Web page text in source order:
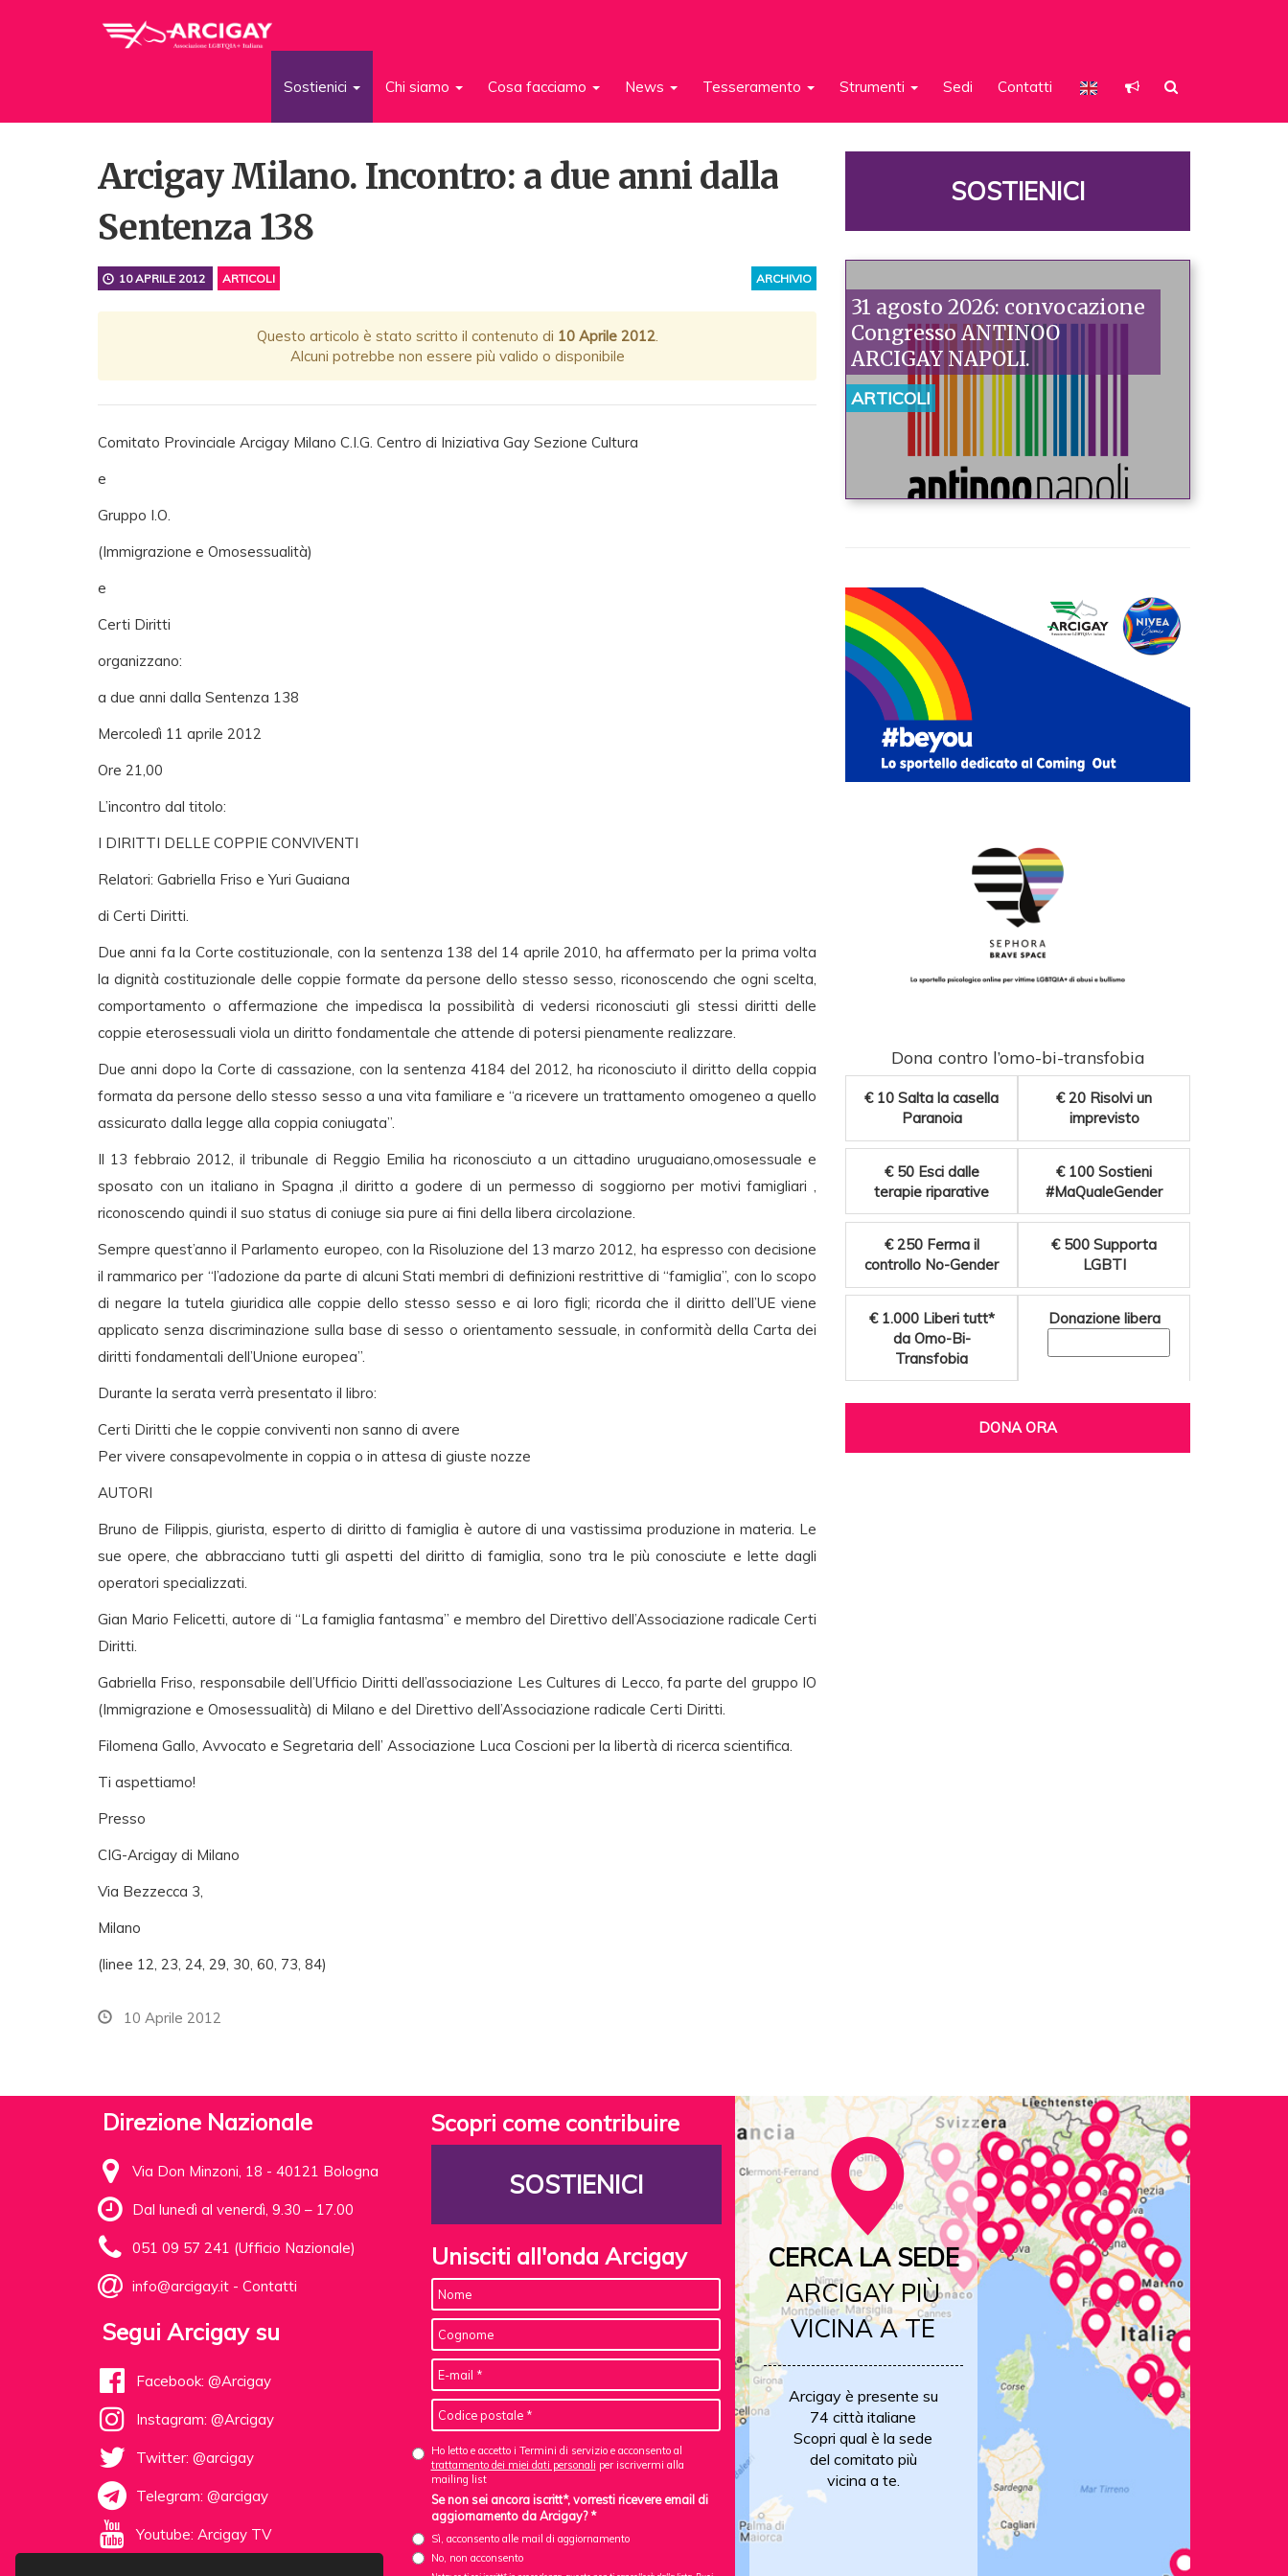
Sostienici Chi siamo Cosa facciamo News Tesseramento Strumenti Sedi Contatti
Arcigay Milano. Incontro: a due anni dalla
Sentenza 138
ARCHIVIO
10 APRILE 2012 ARTICOLI
Questo articolo è stato scritto il contenuto di 10 Aprile 2012.
Alcuni potrebbe non essere più valido o disponibile
Comitato Provinciale Arcigay Milano C.I.G. Centro di Iniziativa Gay Sezione Cultura
e
Gruppo I.O.
(Immigrazione e Omosessualità)
e
Certi Diritti
organizzano:
a due anni dalla Sentenza 138
Mercoledì 11 aprile 2012
Ore 21,00
L’incontro dal titolo:
I DIRITTI DELLE COPPIE CONVIVENTI
Relatori: Gabriella Friso e Yuri Guaiana
di Certi Diritti.
Due anni fa la Corte costituzionale, con la sentenza 138 del 14 aprile 2010, ha affermato per la prima volta
la dignità costituzionale delle coppie formate da persone dello stesso sesso, riconoscendo che ogni scelta,
comportamento o affermazione che impedisca la possibilità di vedersi riconosciuti gli stessi diritti delle
coppie eterosessuali viola un diritto fondamentale che attende di potersi pienamente realizzare.
Due anni dopo la Corte di cassazione, con la sentenza 4184 del 2012, ha riconosciuto il diritto della coppia
formata da persone dello stesso sesso a una vita familiare e “a ricevere un trattamento omogeneo a quello
assicurato dalla legge alla coppia coniugata”.
Il 13 febbraio 2012, il tribunale di Reggio Emilia ha riconosciuto a un cittadino uruguaiano,omosessuale e
sposato con un italiano in Spagna ,il diritto a godere di un permesso di soggiorno per motivi famigliari ,
riconoscendo quindi il suo status di coniuge sia pure ai fini della libera circolazione.
Sempre quest’anno il Parlamento europeo, con la Risoluzione del 13 marzo 2012, ha espresso con decisione
il rammarico per “l’adozione da parte di alcuni Stati membri di definizioni restrittive di “famiglia”, con lo scopo
di negare la tutela giuridica alle coppie dello stesso sesso e ai loro figli; ricorda che il diritto dell’UE viene
applicato senza discriminazione sulla base di sesso o orientamento sessuale, in conformità della Carta dei
diritti fondamentali dell’Unione europea”.
Durante la serata verrà presentato il libro:
Certi Diritti che le coppie conviventi non sanno di avere
Per vivere consapevolmente in coppia o in attesa di giuste nozze
AUTORI
Bruno de Filippis, giurista, esperto di diritto di famiglia è autore di una vastissima produzione in materia. Le
sue opere, che abbracciano tutti gli aspetti del diritto di famiglia, sono tra le più conosciute e lette dagli
operatori specializzati.
Gian Mario Felicetti, autore di “La famiglia fantasma” e membro del Direttivo dell’Associazione radicale Certi
Diritti.
Gabriella Friso, responsabile dell’Ufficio Diritti dell’associazione Les Cultures di Lecco, fa parte del gruppo IO
(Immigrazione e Omosessualità) di Milano e del Direttivo dell’Associazione radicale Certi Diritti.
Filomena Gallo, Avvocato e Segretaria dell’ Associazione Luca Coscioni per la libertà di ricerca scientifica.
Ti aspettiamo!
Presso
CIG-Arcigay di Milano
Via Bezzecca 3,
Milano
(linee 12, 23, 24, 29, 30, 60, 73, 84)
10 Aprile 2012
SOSTIENICI
31 agosto 2026: convocazione
Congresso ANTINOO
ARCIGAY NAPOLI.
ARTICOLI
Dona contro l’omo-bi-transfobia
€ 10 Salta la casella
Paranoia
€ 20 Risolvi un
imprevisto
€ 50 Esci dalle
terapie riparative
€ 100 Sostieni
#MaQualeGender
€ 250 Ferma il
controllo No-Gender
€ 500 Supporta
LGBTI
€ 1.000 Liberi tutt*
da Omo-Bi-
Transfobia
Donazione libera
DONA ORA
Direzione Nazionale
Via Don Minzoni, 18 - 40121 Bologna
Dal lunedì al venerdì, 9.30 – 17.00
051 09 57 241 (Ufficio Nazionale)
info@arcigay.it - Contatti
Segui Arcigay su
Facebook: @Arcigay
Instagram: @Arcigay
Twitter: @arcigay
Telegram: @arcigay
Youtube: Arcigay TV
Scopri come contribuire
SOSTIENICI
Unisciti all'onda Arcigay
Ho letto e accetto i Termini di servizio e acconsento al
trattamento dei miei dati personali per iscrivermi alla
mailing list
Se non sei ancora iscritt*, vorresti ricevere email di
aggiornamento da Arcigay? *
Sì, acconsento alle mail di aggiornamento
No, non acconsento
CERCA LA SEDE
ARCIGAY PIÙ
VICINA A TE
Arcigay è presente su
74 città italiane
Scopri qual è la sede
del comitato più
vicina a te.